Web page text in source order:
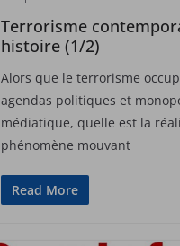
Terrorisme
histoire (1/2)
Alors que le terrorisme
agendas politiques et
médiatique, quelle est la
phénomène mouvant
Read More